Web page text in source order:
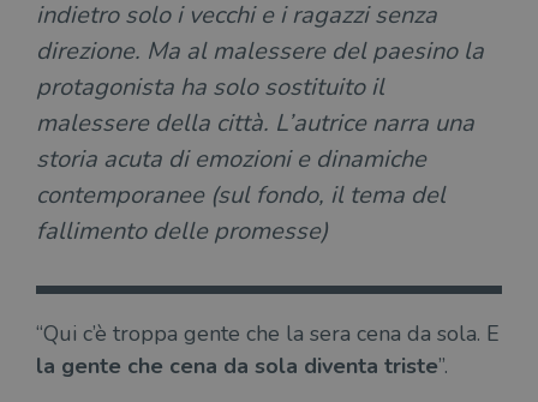
indietro solo i vecchi e i ragazzi senza
direzione. Ma al malessere del paesino la
protagonista ha solo sostituito il
malessere della città. L’autrice narra una
storia acuta di emozioni e dinamiche
contemporanee (sul fondo, il tema del
fallimento delle promesse)
“Qui c’è troppa gente che la sera cena da sola. E
la gente che cena da sola diventa triste”.